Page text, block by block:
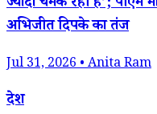
अभिजीत दिपके का तंज
Jul 31, 2026 • Anita Ram
देश